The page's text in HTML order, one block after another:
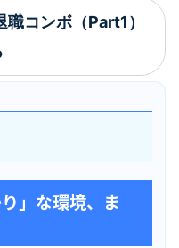
コンボ（Part1）
」な環境、ま